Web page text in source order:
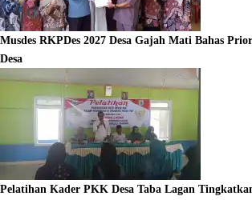
Musdes RKPDes 2027 Desa Gajah Mati Bahas
Desa
Pelatihan Kader PKK Desa Taba Lagan